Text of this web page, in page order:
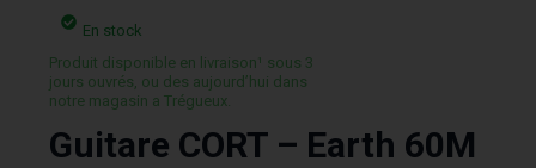
En stock
Produit disponible en livraison¹ sous 3
jours ouvrés, ou des aujourd’hui dans
notre magasin a Trégueux.
Guitare CORT – Earth 60M